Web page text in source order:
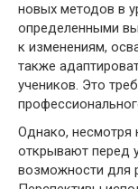
новых методов в
определенными
к изменениям,
также
учеников. Это
Однако, несмотря
открывают перед
возможности для